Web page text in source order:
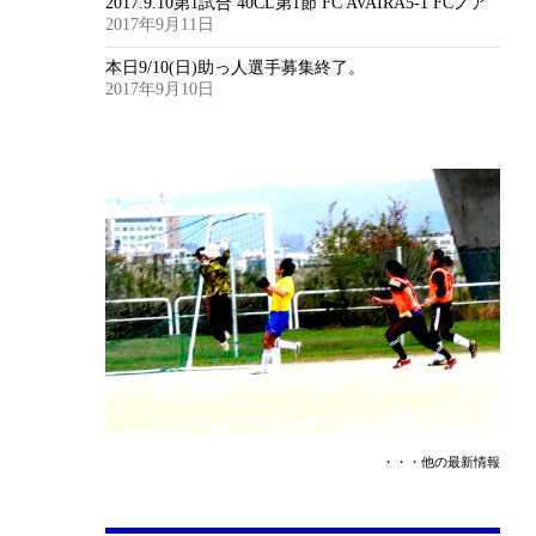
2017年9月11日
本日9/10(日)助っ人選手募集終了。
2017年9月10日
・・・他の最新情報